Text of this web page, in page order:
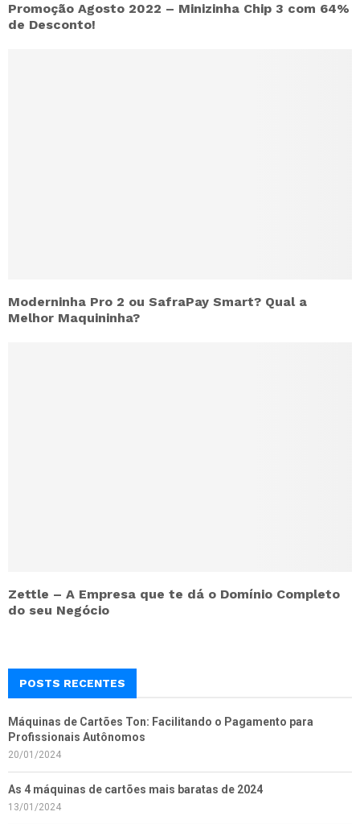
Promoção Agosto 2022 – Minizinha Chip 3 com 64%
de Desconto!
Moderninha Pro 2 ou SafraPay Smart? Qual a
Melhor Maquininha?
Zettle – A Empresa que te dá o Domínio Completo
do seu Negócio
POSTS RECENTES
Máquinas de Cartões Ton: Facilitando o Pagamento para
Profissionais Autônomos
20/01/2024
As 4 máquinas de cartões mais baratas de 2024
13/01/2024